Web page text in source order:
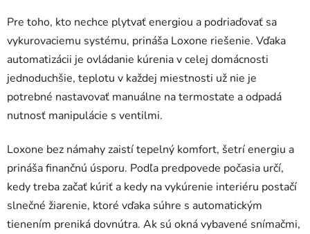
Pre toho, kto nechce plytvať energiou a podriaďovať sa
vykurovaciemu systému, prináša Loxone riešenie. Vďaka
automatizácii je ovládanie kúrenia v celej domácnosti
jednoduchšie, teplotu v každej miestnosti už nie je
potrebné nastavovať manuálne na termostate a odpadá
nutnosť manipulácie s ventilmi.
Loxone bez námahy zaistí tepelný komfort, šetrí energiu a
prináša finančnú úsporu. Podľa predpovede počasia určí,
kedy treba začať kúriť a kedy na vykúrenie interiéru postačí
slnečné žiarenie, ktoré vďaka súhre s automatickým
tienením preniká dovnútra. Ak sú okná vybavené snímačmi,